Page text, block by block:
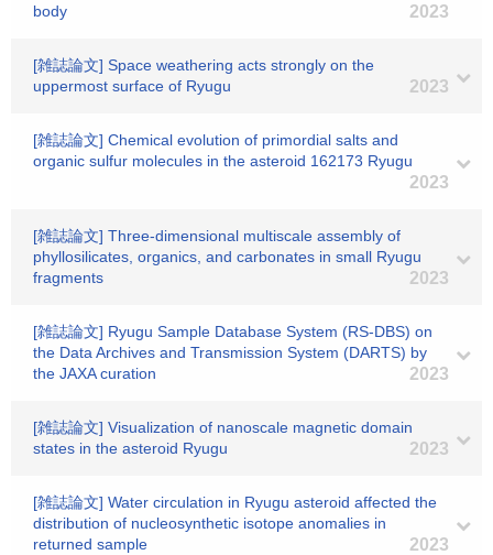
body
2023
[雑誌論文] Space weathering acts strongly on the
uppermost surface of Ryugu
2023
[雑誌論文] Chemical evolution of primordial salts and
organic sulfur molecules in the asteroid 162173 Ryugu
2023
[雑誌論文] Three‐dimensional multiscale assembly of
phyllosilicates, organics, and carbonates in small Ryugu
fragments
2023
[雑誌論文] Ryugu Sample Database System (RS-DBS) on
the Data Archives and Transmission System (DARTS) by
the JAXA curation
2023
[雑誌論文] Visualization of nanoscale magnetic domain
states in the asteroid Ryugu
2023
[雑誌論文] Water circulation in Ryugu asteroid affected the
distribution of nucleosynthetic isotope anomalies in
returned sample
2023